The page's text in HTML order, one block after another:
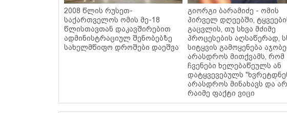
2008 წლის რუსეთ-
საქართველოს ომის მე-18
წლისთავთან დაკავშირებით
ადმინისტრაციულ შენობებზე
სახელმწიფო დროშები დაეშვა
გიორგი ბარამიძე - ომის
პირველ დღეებში,
გაცვლის, თუ სხვა მძიმე
პროცესების აღსაწერად,
სიტყვის გამოყენება
არასდროს მითქვამს, რომ
ჩვენები ხელებაწეულს ან
დატყვევებულს
არასდროს მინახავს და
რაიმე ფაქტი ვიცი